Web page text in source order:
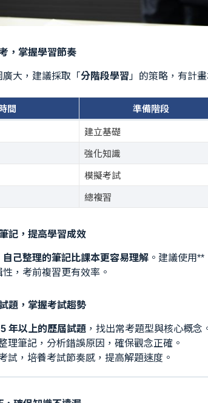
，掌握學習節奏
大，建議採取「 分階段學習 」的策略，有計
時間 準備階段
建立基礎
強化知識
模擬考試
總複習
記，提高學習成效
自己整理的筆記比課本更容易理解 。建議使用
，考前複習更有效率。
題，掌握考試趨勢
年以上的歷屆試題 ，找出常考題型與核心概念
理筆記，分析錯誤原因，確保觀念正確。
試，培養考試節奏感，提高解題速度。